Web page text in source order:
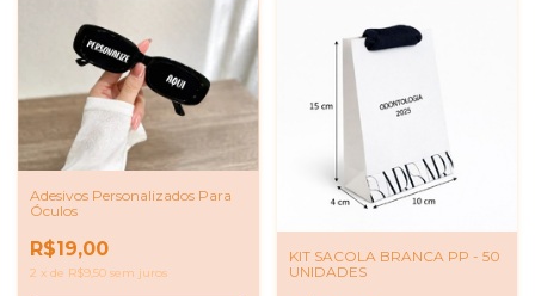
Adesivos Personalizados Para
Óculos
R$19,00
2 x de R$9,50 sem juros
KIT SACOLA BRANCA PP - 50
UNIDADES